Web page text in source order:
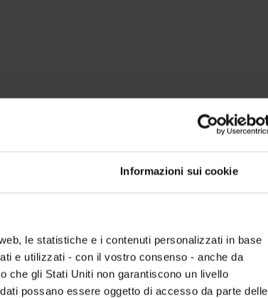
Informazioni sui cookie
le statistiche e i contenuti personalizzati in base
e utilizzati - con il vostro consenso - anche da
che gli Stati Uniti non garantiscono un livello
possano essere oggetto di accesso da parte delle